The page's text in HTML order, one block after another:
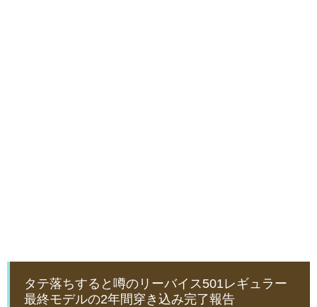
タテ落ちすると噂のリーバイス501レギュラー
最終モデルの2年間穿き込み完了報告